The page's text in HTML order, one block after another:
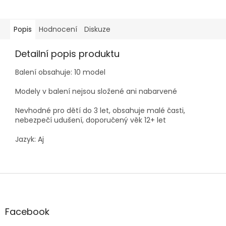
Popis Hodnocení Diskuze
Detailní popis produktu
Balení obsahuje: 10 model
Modely v balení nejsou složené ani nabarvené
Nevhodné pro dětí do 3 let, obsahuje malé časti,
nebezpečí udušení, doporučený věk 12+ let
Jazyk: Aj
Z
aFacebook